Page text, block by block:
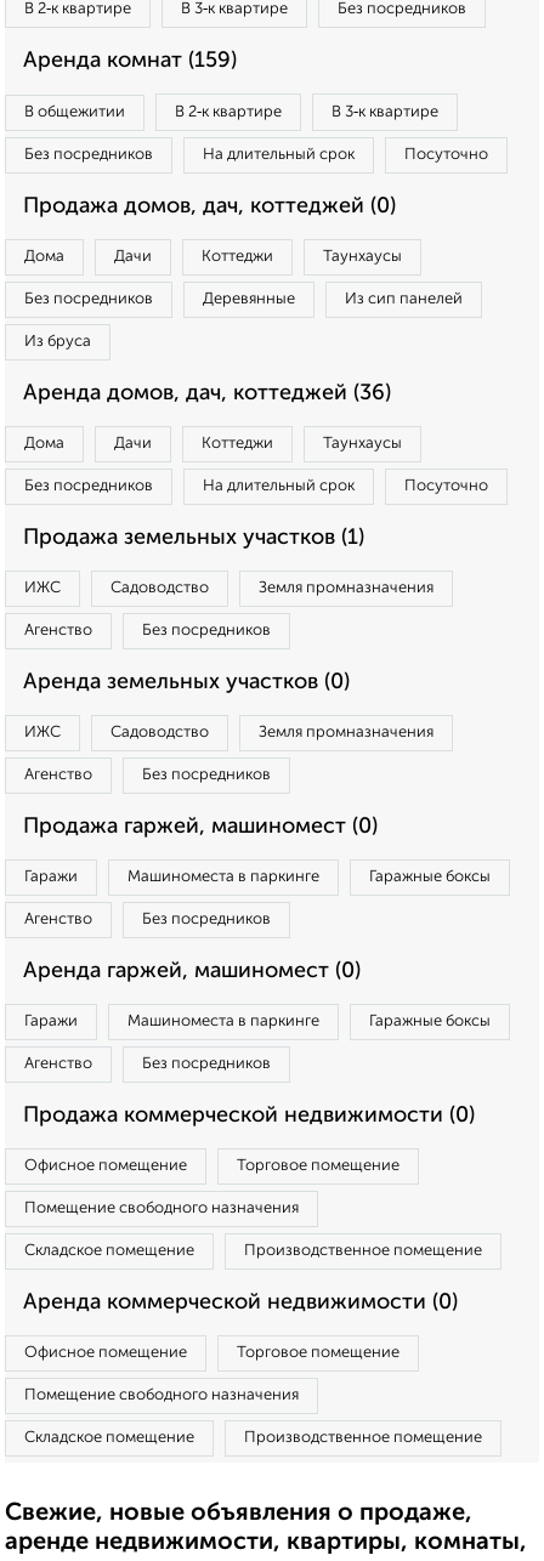
В 2‑к квартире В 3‑к квартире Без посредников
Аренда комнат (159)
В общежитии В 2‑к квартире В 3‑к квартире
Без посредников На длительный срок Посуточно
Продажа домов, дач, коттеджей (0)
Дома Дачи Коттеджи Таунхаусы
Без посредников Деревянные Из сип панелей
Из бруса
Аренда домов, дач, коттеджей (36)
Дома Дачи Коттеджи Таунхаусы
Без посредников На длительный срок Посуточно
Продажа земельных участков (1)
ИЖС Садоводство Земля промназначения
Агенство Без посредников
Аренда земельных участков (0)
ИЖС Садоводство Земля промназначения
Агенство Без посредников
Продажа гаржей, машиномест (0)
Гаражи Машиноместа в паркинге Гаражные боксы
Агенство Без посредников
Аренда гаржей, машиномест (0)
Гаражи Машиноместа в паркинге Гаражные боксы
Агенство Без посредников
Продажа коммерческой недвижимости (0)
Офисное помещение Торговое помещение
Помещение свободного назначения
Складское помещение Производственное помещение
Аренда коммерческой недвижимости (0)
Офисное помещение Торговое помещение
Помещение свободного назначения
Складское помещение Производственное помещение
Свежие, новые объявления о продаже,
аренде недвижимости, квартиры, комнаты,